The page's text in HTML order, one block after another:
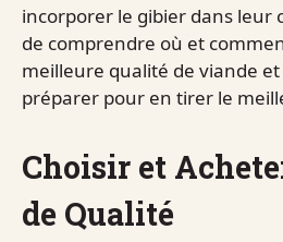
incorporer le gibier dans leur
de comprendre où et
meilleure qualité de viande
préparer pour en tirer le
Choisir et
de Qualité